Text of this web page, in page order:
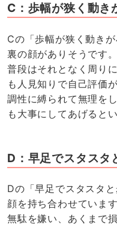
C：歩幅が狭く動き
Cの「歩幅が狭く動き
裏の顔がありそうです。
普段はそれとなく周り
も人見知りで自己評価
調性に縛られて無理を
も大事にしてあげると
D：早足でスタスタ
Dの「早足でスタスタ
顔を持ち合わせています
無駄を嫌い、あくまで